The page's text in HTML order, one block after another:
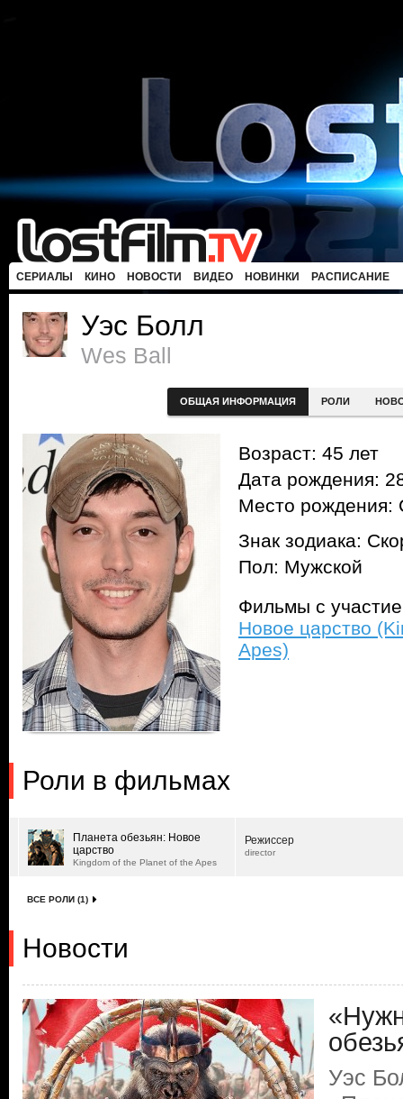
СЕРИАЛЫ КИНО НОВОСТИ ВИДЕО НОВИНКИ РАСПИСАНИЕ
Уэс Болл
Wes Ball
ОБЩАЯ ИНФОРМАЦИЯ РОЛИ
Возраст: 45 лет
Дата рождения:
Место
Знак зодиака:
Пол: Мужской
Фильмы с
Новое царство
Apes)
Роли в фильмах
Планета обезьян: Новое
царство
Kingdom of the Planet of the Apes
Режиссер
director
ВСЕ РОЛИ (1)
Новости
Уэс